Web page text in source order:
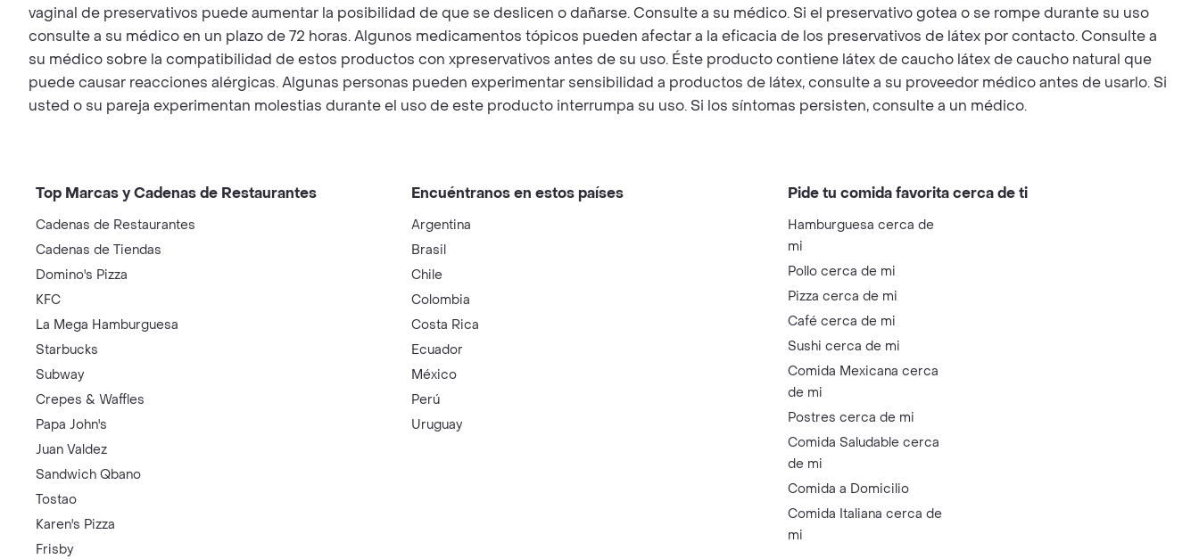
vaginal de preservativos puede aumentar la posibilidad de que se deslicen o dañarse. Consulte a su médico. Si el preservativo gotea o se rompe durante su uso
consulte a su médico en un plazo de 72 horas. Algunos medicamentos tópicos pueden afectar a la eficacia de los preservativos de látex por contacto. Consulte a
su médico sobre la compatibilidad de estos productos con xpreservativos antes de su uso. Éste producto contiene látex de caucho látex de caucho natural que
puede causar reacciones alérgicas. Algunas personas pueden experimentar sensibilidad a productos de látex, consulte a su proveedor médico antes de usarlo. Si
usted o su pareja experimentan molestias durante el uso de este producto interrumpa su uso. Si los síntomas persisten, consulte a un médico.
Top Marcas y Cadenas de Restaurantes
Cadenas de Restaurantes
Cadenas de Tiendas
Domino's Pizza
KFC
La Mega Hamburguesa
Starbucks
Subway
Crepes & Waffles
Papa John's
Juan Valdez
Sandwich Qbano
Tostao
Karen's Pizza
Frisby
Encuéntranos en estos países
Argentina
Brasil
Chile
Colombia
Costa Rica
Ecuador
México
Perú
Uruguay
Pide tu comida favorita cerca de ti
Hamburguesa cerca de
mi
Pollo cerca de mi
Pizza cerca de mi
Café cerca de mi
Sushi cerca de mi
Comida Mexicana cerca
de mi
Postres cerca de mi
Comida Saludable cerca
de mi
Comida a Domicilio
Comida Italiana cerca de
mi